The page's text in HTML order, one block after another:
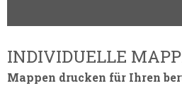
INDIVIDUELLE
Mappen drucken für Ihren